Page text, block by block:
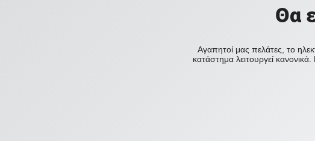
Θα
Αγαπητοί μας πελάτες, το
κατάστημα λειτουργεί